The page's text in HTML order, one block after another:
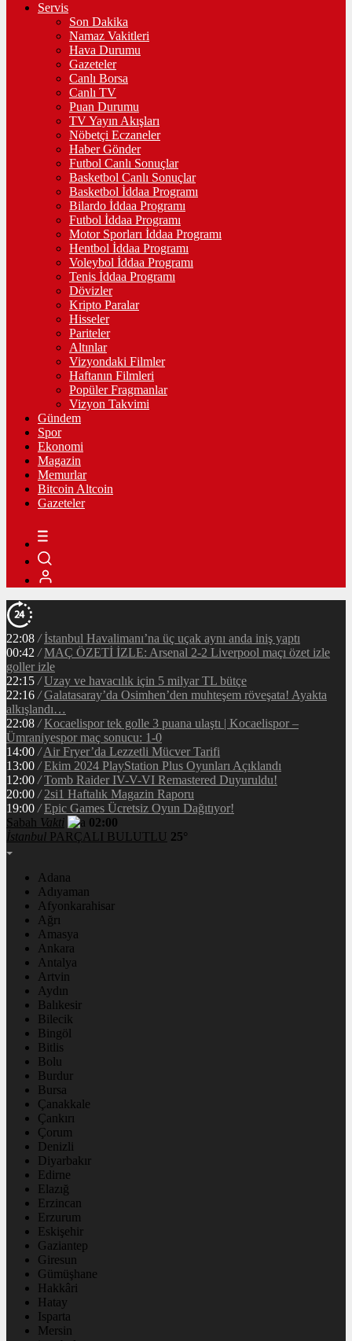
Servis
Son Dakika
Namaz Vakitleri
Hava Durumu
Gazeteler
Canlı Borsa
Canlı TV
Puan Durumu
TV Yayın Akışları
Nöbetçi Eczaneler
Haber Gönder
Futbol Canlı Sonuçlar
Basketbol Canlı Sonuçlar
Basketbol İddaa Programı
Bilardo İddaa Programı
Futbol İddaa Programı
Motor Sporları İddaa Programı
Hentbol İddaa Programı
Voleybol İddaa Programı
Tenis İddaa Programı
Dövizler
Kripto Paralar
Hisseler
Pariteler
Altınlar
Vizyondaki Filmler
Haftanın Filmleri
Popüler Fragmanlar
Vizyon Takvimi
Gündem
Spor
Ekonomi
Magazin
Memurlar
Bitcoin Altcoin
Gazeteler
22:08 / İstanbul Havalimanı’na üç uçak aynı anda iniş yaptı
00:42 / MAÇ ÖZETİ İZLE: Arsenal 2-2 Liverpool maçı özet izle
goller izle
22:15 / Uzay ve havacılık için 5 milyar TL bütçe
22:16 / Galatasaray’da Osimhen’den muhteşem röveşata! Ayakta
alkışlandı…
22:08 / Kocaelispor tek golle 3 puana ulaştı | Kocaelispor –
Ümraniyespor maç sonucu: 1-0
14:00 / Air Fryer’da Lezzetli Mücver Tarifi
13:00 / Ekim 2024 PlayStation Plus Oyunları Açıklandı
12:00 / Tomb Raider IV-V-VI Remastered Duyuruldu!
20:00 / 2si1 Haftalık Magazin Raporu
19:00 / Epic Games Ücretsiz Oyun Dağıtıyor!
Sabah Vakti
02:00
İstanbul PARÇALI BULUTLU 25°
Adana
Adıyaman
Afyonkarahisar
Ağrı
Amasya
Ankara
Antalya
Artvin
Aydın
Balıkesir
Bilecik
Bingöl
Bitlis
Bolu
Burdur
Bursa
Çanakkale
Çankırı
Çorum
Denizli
Diyarbakır
Edirne
Elazığ
Erzincan
Erzurum
Eskişehir
Gaziantep
Giresun
Gümüşhane
Hakkâri
Hatay
Isparta
Mersin